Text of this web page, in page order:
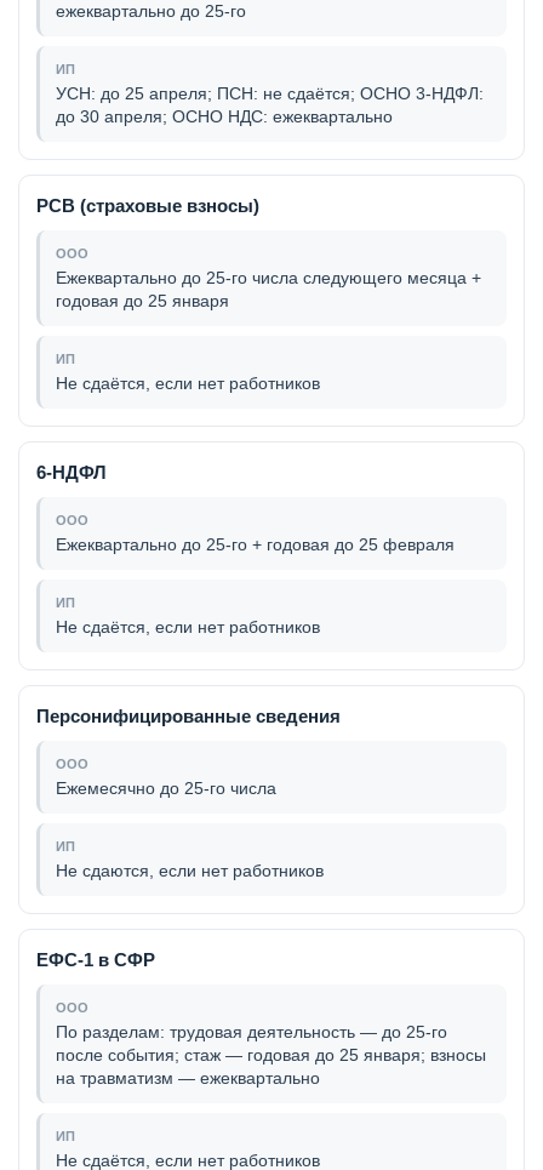
ежеквартально до 25-го
УСН: до 25 апреля; ПСН: не сдаётся; ОСНО 3-НДФЛ:
до 30 апреля; ОСНО НДС: ежеквартально
РСВ (страховые взносы)
Ежеквартально до 25-го числа следующего месяца +
годовая до 25 января
Не сдаётся, если нет работников
6-НДФЛ
Ежеквартально до 25-го + годовая до 25 февраля
Не сдаётся, если нет работников
Персонифицированные сведения
Ежемесячно до 25-го числа
Не сдаются, если нет работников
ЕФС-1 в СФР
По разделам: трудовая деятельность — до 25-го
после события; стаж — годовая до 25 января; взносы
на травматизм — ежеквартально
Не сдаётся, если нет работников